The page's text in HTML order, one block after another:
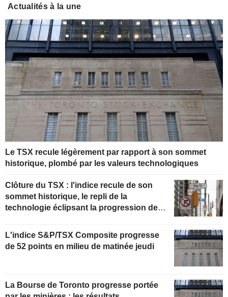
Actualités à la une
Le TSX recule légèrement par rapport à son sommet
historique, plombé par les valeurs technologiques
Clôture du TSX : l'indice recule de son
sommet historique, le repli de la
technologie éclipsant la progression de
L'indice S&P/TSX Composite progresse
de 52 points en milieu de matinée jeudi
La Bourse de Toronto progresse portée